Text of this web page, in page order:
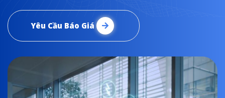
Yêu Cầu Báo Giá